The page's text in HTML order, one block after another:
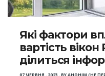
Які фактори
вартість
ділиться